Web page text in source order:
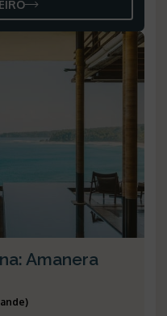
Amanera